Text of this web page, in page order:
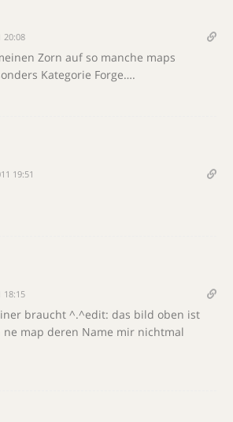
20:08
Zorn auf so manche maps
Kategorie Forge….
19:51
18:15
braucht ^.^edit: das bild oben ist
ne map deren Name mir nichtmal